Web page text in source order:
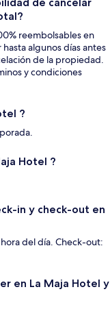
reembolsables en
algunos días antes
de la propiedad.
y condiciones
?
Hotel ?
in y check-out en
del día. Check-out:
en La Maja Hotel y